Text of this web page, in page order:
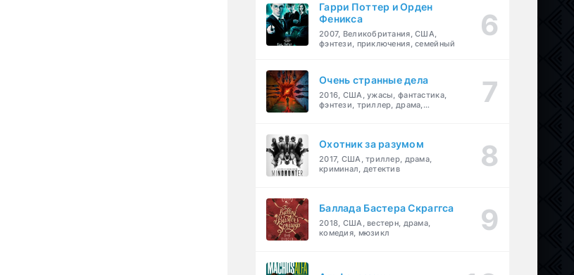
Гарри Поттер и Орден
Феникса
2007, Великобритания, США,
фэнтези, приключения, семейный
Очень странные дела
2016, США, ужасы, фантастика,
фэнтези, триллер, драма,
Охотник за разумом
2017, США, триллер, драма,
криминал, детектив
Баллада Бастера Скраггса
2018, США, вестерн, драма,
комедия, мюзикл